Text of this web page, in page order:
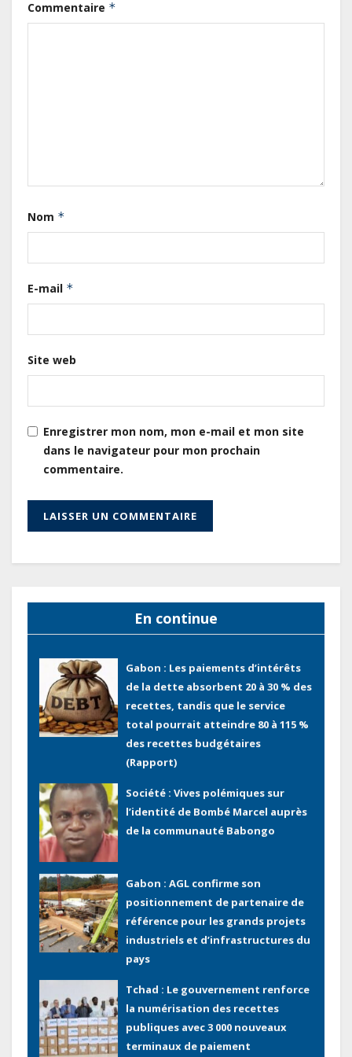
Commentaire *
Nom *
E-mail *
Site web
Enregistrer mon nom, mon e-mail et mon site
dans le navigateur pour mon prochain
commentaire.
En continue
Gabon : L’activité économique a
de dollars
de FCFA, à fin juin 2026,
Gabon : Le gouvernement et la BAD
améliorer la performance des
projets
Gabon : Ismaël Bonkoungou, le
d’inspection des grands chantiers
routiers d’EBOMAF BTP Gabon
dans la Ngounié
Gabon : Les paiements d’intérêts
de la dette absorbent 20 à 30 % des
recettes, tandis que le service
total pourrait atteindre 80 à 115 %
des recettes budgétaires
(Rapport)
Société : Vives polémiques sur
l’identité de Bombé Marcel auprès
de la communauté Babongo
Gabon : AGL confirme son
positionnement de partenaire de
référence pour les grands projets
industriels et d’infrastructures du
pays
Tchad : Le gouvernement renforce
la numérisation des recettes
publiques avec 3 000 nouveaux
terminaux de paiement